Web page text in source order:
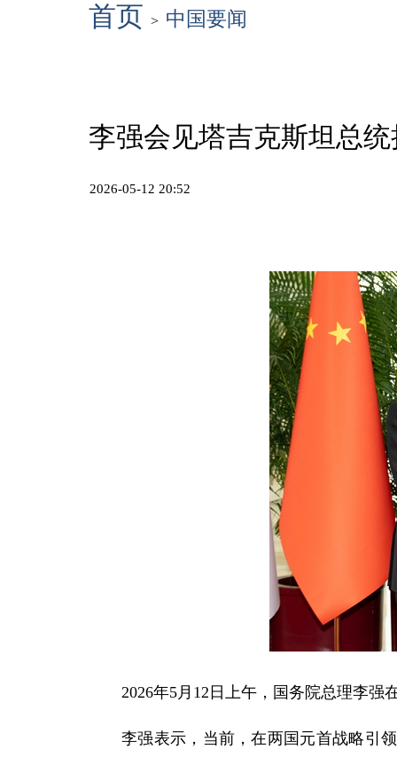
首页 > 中国要闻
李强会见塔吉克斯坦总
2026-05-12 20:52
2026年5月12日上午，国务院总理李
李强表示，当前，在两国元首战略引